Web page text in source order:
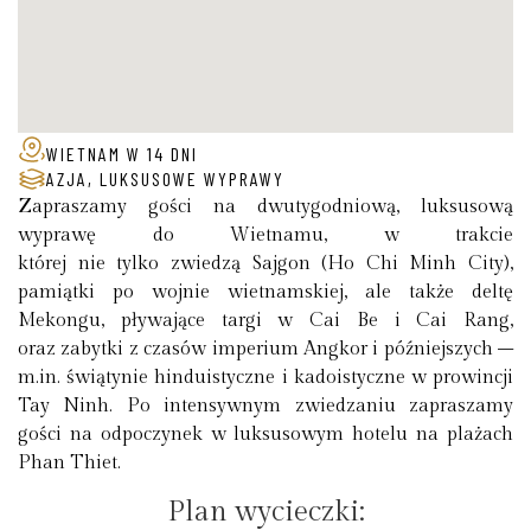
WIETNAM W 14 DNI
AZJA , LUKSUSOWE WYPRAWY
Zapraszamy gości na dwutygodniową, luksusową
wyprawę do Wietnamu, w trakcie
której nie tylko zwiedzą Sajgon (Ho Chi Minh City),
pamiątki po wojnie wietnamskiej, ale także deltę
Mekongu, pływające targi w Cai Be i Cai Rang,
oraz zabytki z czasów imperium Angkor i późniejszych –
m.in. świątynie hinduistyczne i kadoistyczne w prowincji
Tay Ninh. Po intensywnym zwiedzaniu zapraszamy
gości na odpoczynek w luksusowym hotelu na plażach
Phan Thiet.
Plan wycieczki: